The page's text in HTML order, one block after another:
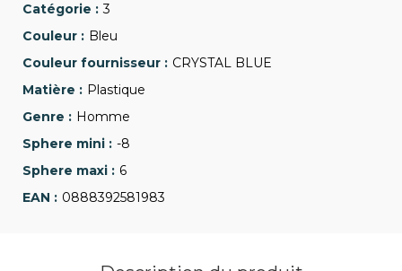
3
Bleu
CRYSTAL BLUE
Plastique
Homme
-8
6
0888392581983